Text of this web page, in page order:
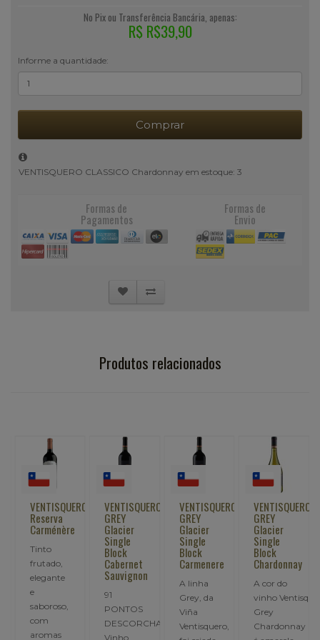
No Pix ou Transferência Bancária, apenas:
R$ R$39,90
Informe a quantidade:
Comprar
VENTISQUERO CLASSICO Chardonnay em estoque: 3
Formas de
Pagamentos
Formas de
Envio
Produtos relacionados
VENTISQUERO
Reserva
Carménère
Tinto
frutado,
elegante
e
saboroso,
com
aromas
VENTISQUERO
GREY
Glacier
Single
Block
Cabernet
Sauvignon
91
PONTOS
DESCORCHADOSO
Vinho
VENTISQUERO
GREY
Glacier
Single
Block
Carmenere
A linha
Grey, da
Viña
Ventisquero,
VENTISQUERO
GREY
Glacier
Single
Block
Chardonnay
A cor do
vinho
Grey
Chardonnay